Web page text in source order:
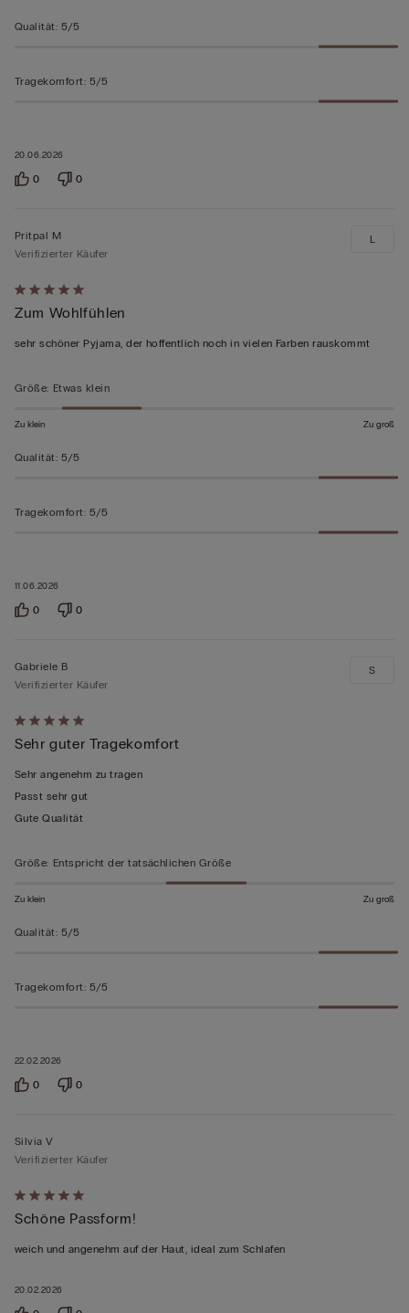
20.06.2026
Qualität: 5/5
Tragekomfort: 5/5
0 0
Mit
5
von
bewertet
11.06.2026
Pritpal M
Verifizierter Käufer
Zum Wohlfühlen
sehr schöner Pyjama, der hoffentlich noch in vielen Farben rauskommt
L
Größe: Etwas klein
Zu klein Zu groß
Qualität: 5/5
Tragekomfort: 5/5
0 0
Mit
5
von
5
bewertet
22.02.2026
Gabriele B
Verifizierter Käufer
Sehr guter Tragekomfort
Sehr angenehm zu tragen
Passt sehr gut
Gute Qualität
S
Größe: Entspricht der tatsächlichen Größe
Zu klein Zu groß
Qualität: 5/5
Tragekomfort: 5/5
0 0
Mit
5
von
bewertet
20.02.2026
Silvia V
Verifizierter Käufer
Schöne Passform!
weich und angenehm auf der Haut, ideal zum Schlafen